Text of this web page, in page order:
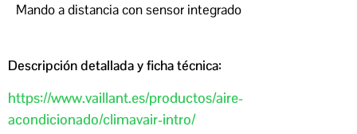
Mando a distancia con sensor integrado
Descripción detallada y ficha técnica:
https://www.vaillant.es/productos/aire-
acondicionado/climavair-intro/